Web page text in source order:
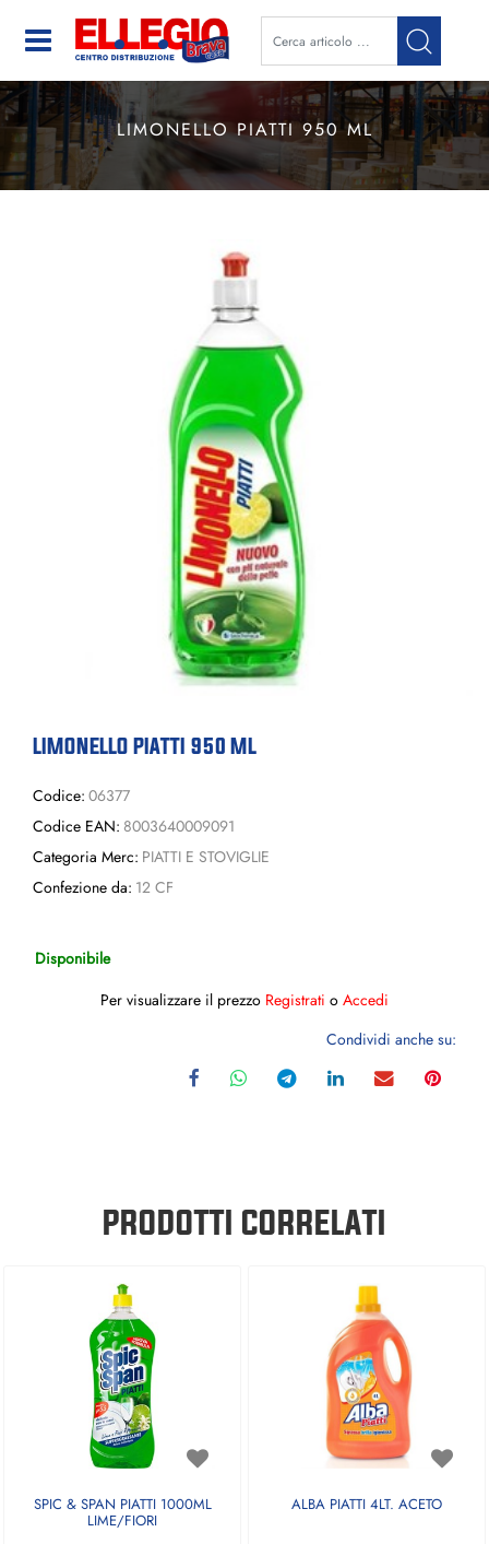
Open
LIMONELLO PIATTI 950 ML
LIMONELLO PIATTI 950 ML
Codice: 06377
Codice EAN: 8003640009091
Categoria Merc: PIATTI E STOVIGLIE
Confezione da: 12 CF
Disponibile
Per visualizzare il prezzo Registrati o Accedi
Condividi anche su:
PRODOTTI CORRELATI
SPIC & SPAN PIATTI 1000ML
LIME/FIORI
ALBA PIATTI 4LT. ACETO